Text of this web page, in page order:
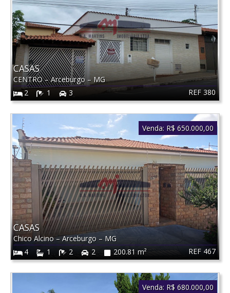
REF 380
CASAS
CENTRO–Arceburgo –MG
2
1 3
REF 467
CASAS
Chico Alcino –Arceburgo – MG
4
1 2 2 200.81 m²
Venda: R$ 650.000,00
Venda: R$ 680.000,00